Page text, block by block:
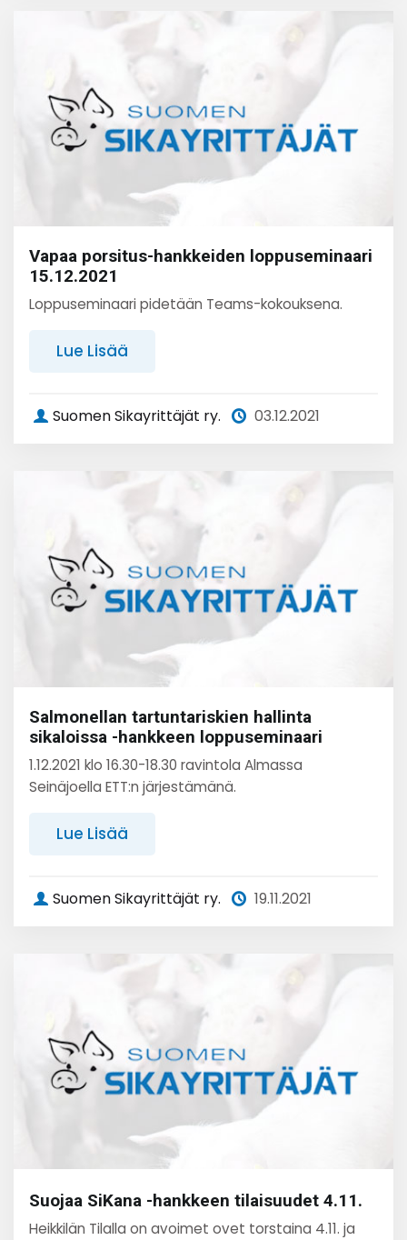
Vapaa porsitus-hankkeiden loppuseminaari
15.12.2021
Loppuseminaari pidetään Teams-kokouksena.
Lue Lisää
Suomen Sikayrittäjät ry. 03.12.2021
Salmonellan tartuntariskien hallinta
sikaloissa -hankkeen loppuseminaari
1.12.2021 klo 16.30-18.30 ravintola Almassa
Seinäjoella ETT:n järjestämänä.
Lue Lisää
Suomen Sikayrittäjät ry. 19.11.2021
Suojaa SiKana -hankkeen tilaisuudet 4.11.
Heikkilän Tilalla on avoimet ovet torstaina 4.11. ja